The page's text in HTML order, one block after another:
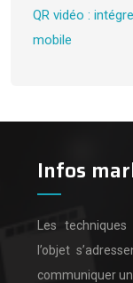
QR vidéo :
mobile
Infos
Les
l’objet
communiquer